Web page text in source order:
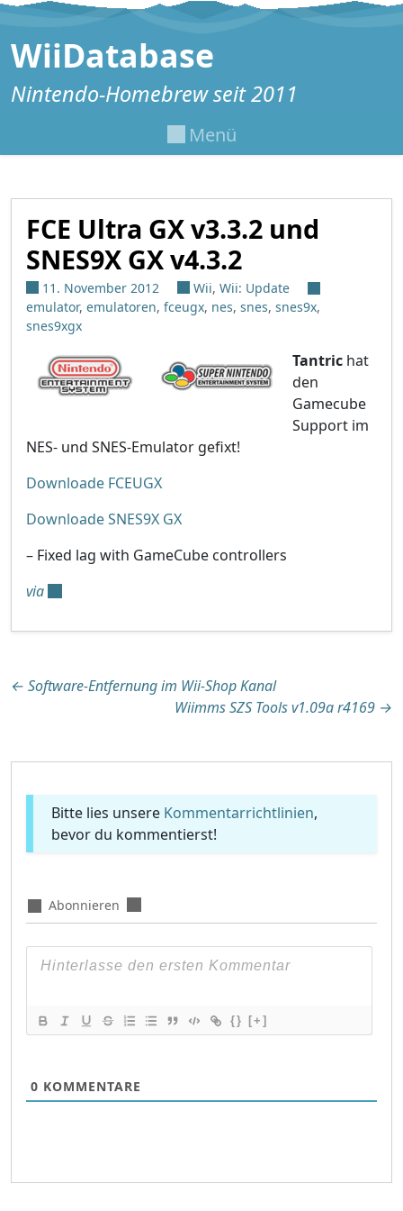
Zum Inhalt springen
WiiDatabase
Nintendo-Homebrew seit 2011
Menü
FCE Ultra GX v3.3.2 und
SNES9X GX v4.3.2
11. November 2012 Wii, Wii: Update
emulator, emulatoren, fceugx, nes, snes, snes9x,
snes9xgx
Tantric hat
den
Gamecube
Support im
NES- und SNES-Emulator gefixt!
Downloade FCEUGX
Downloade SNES9X GX
– Fixed lag with GameCube controllers
via
Beitragsnavigation
← Software-Entfernung im Wii-Shop Kanal
Wiimms SZS Tools v1.09a r4169 →
Bitte lies unsere Kommentarrichtlinien,
bevor du kommentierst!
Abonnieren
{} [+]
0 KOMMENTARE